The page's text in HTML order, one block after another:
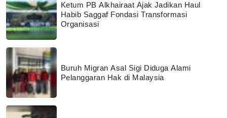
Ketum PB Alkhairaat Ajak Jadikan Haul
Habib Saggaf Fondasi Transformasi
Organisasi
Buruh Migran Asal Sigi Diduga Alami
Pelanggaran Hak di Malaysia